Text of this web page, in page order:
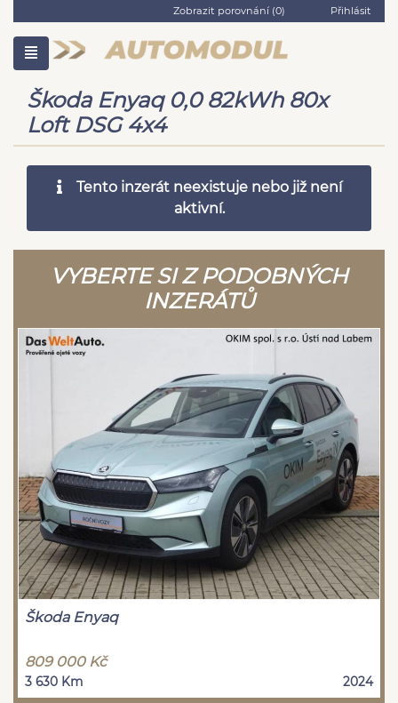
Zobrazit porovnání (0) Přihlásit
Škoda Enyaq 0,0 82kWh 80x
Loft DSG 4x4
Tento inzerát neexistuje nebo již není
aktivní.
VYBERTE SI Z PODOBNÝCH
INZERÁTŮ
Škoda Enyaq
809 000 Kč
3 630 Km 2024